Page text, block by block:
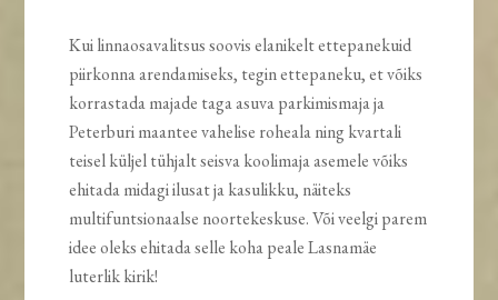
Kui linnaosavalitsus soovis elanikelt ettepanekuid
piirkonna arendamiseks, tegin ettepaneku, et võiks
korrastada majade taga asuva parkimismaja ja
Peterburi maantee vahelise roheala ning kvartali
teisel küljel tühjalt seisva koolimaja asemele võiks
ehitada midagi ilusat ja kasulikku, näiteks
multifuntsionaalse noortekeskuse. Või veelgi parem
idee oleks ehitada selle koha peale Lasnamäe
luterlik kirik!